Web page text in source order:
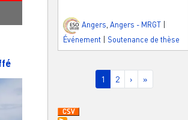
Angers Angers - MRGT
Événement | Soutenance de thèse
Pagination
Page courante
1 Page
2 Page suivante
› Dernière page
»